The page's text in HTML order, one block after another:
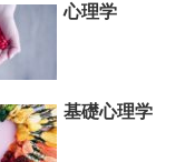
心理学
基礎心理学